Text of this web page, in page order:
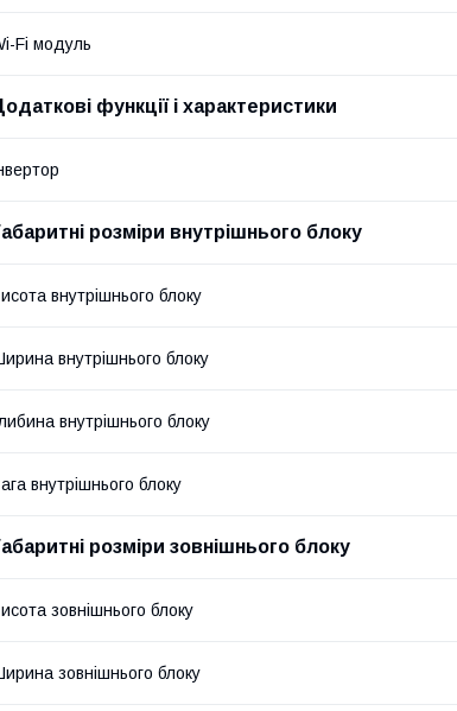
Fi модуль
функції і характеристики
розміри внутрішнього блоку
внутрішнього блоку
внутрішнього блоку
внутрішнього блоку
внутрішнього блоку
розміри зовнішнього блоку
зовнішнього блоку
зовнішнього блоку